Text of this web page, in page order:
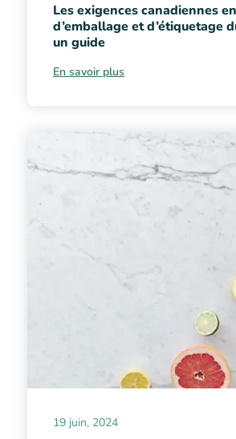
Les exigences canadiennes
d’emballage et d’étiquetage
un guide
En savoir plus
19 juin, 2024